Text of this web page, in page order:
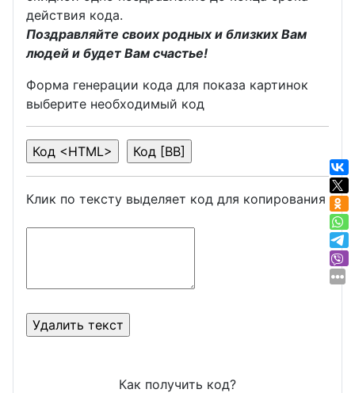
действия кода.
Поздравляйте своих родных и близких Вам
людей и будет Вам счастье!
Форма генерации кода для показа картинок
выберите необходимый код
Клик по тексту выделяет код для копирования
Как получить код?